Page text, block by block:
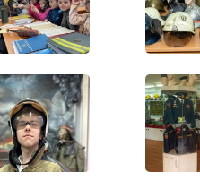
Энциклопедия
Библиотека
Наука и
Культура
Для педагогов
Виртуальный